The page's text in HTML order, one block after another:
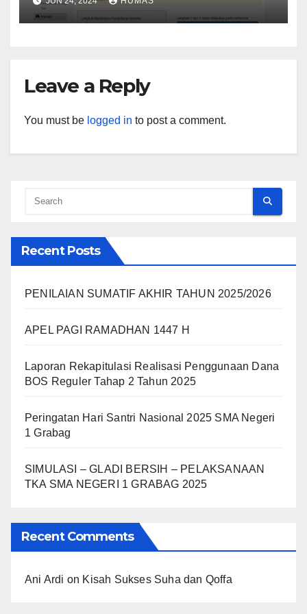
Leave a Reply
You must be logged in to post a comment.
Recent Posts
PENILAIAN SUMATIF AKHIR TAHUN 2025/2026
APEL PAGI RAMADHAN 1447 H
Laporan Rekapitulasi Realisasi Penggunaan Dana
BOS Reguler Tahap 2 Tahun 2025
Peringatan Hari Santri Nasional 2025 SMA Negeri
1 Grabag
SIMULASI – GLADI BERSIH – PELAKSANAAN
TKA SMA NEGERI 1 GRABAG 2025
Recent Comments
Ani Ardi on Kisah Sukses Suha dan Qoffa